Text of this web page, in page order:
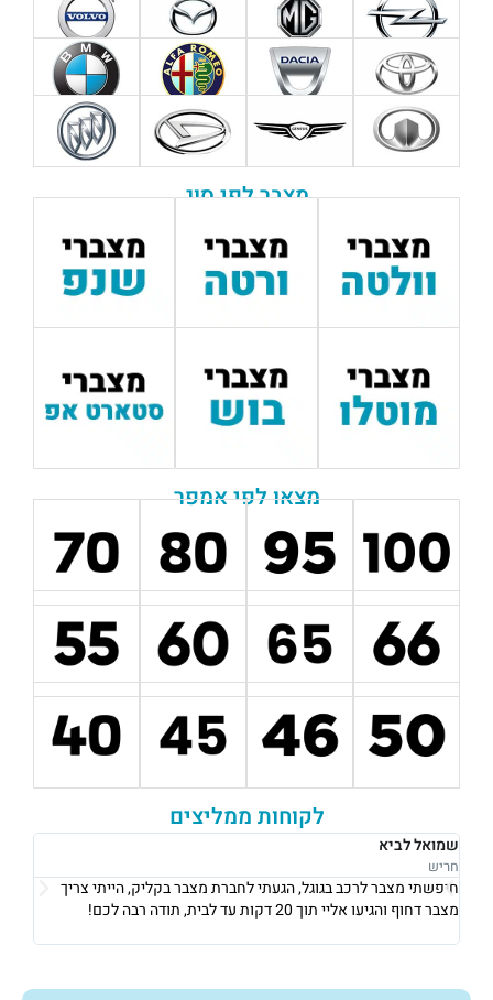
מצבר לפי סוג
מצאו לפי אמפר
לקוחות ממליצים
שמואל לביא
חריש
חיפשתי מצבר לרכב בגוגל, הגעתי לחברת מצבר בקליק, הייתי צריך
מצבר דחוף והגיעו אליי תוך 20 דקות עד לבית, תודה רבה לכם!